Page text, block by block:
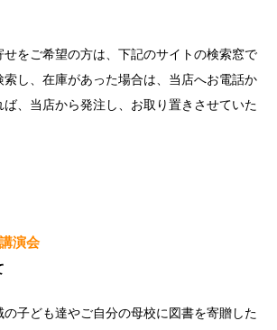
せをご希望の方は、下記のサイトの検索窓で
索し、在庫があった場合は、当店へお電話か
ば、当店から発注し、お取り置きさせていた
演会
の子ども達やご自分の母校に図書を寄贈した